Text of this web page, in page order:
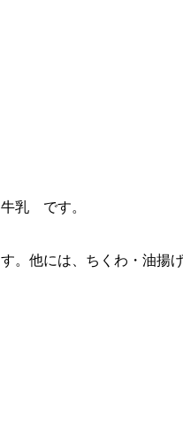
乳 です。
。他には、ちくわ・油揚